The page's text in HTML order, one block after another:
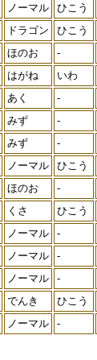
ノーマル ひこう
ドラゴン ひこう
ほのお -
はがね いわ
あく -
みず -
みず -
ノーマル ひこう
ほのお -
くさ ひこう
ノーマル -
ノーマル -
ノーマル -
でんき ひこう
ノーマル -